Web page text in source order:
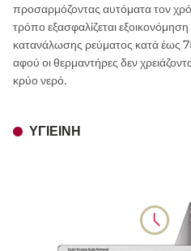
προσαρμόζοντας αυτόματα τον
τρόπο εξασφαλίζεται
κατανάλωσης ρεύματος κατά έως
αφού οι θερμαντήρες δεν
κρύο νερό.
ΥΓΙΕΙΝΉ